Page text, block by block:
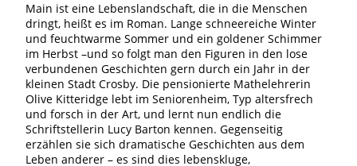
Main ist eine Lebenslandschaft, die in die Menschen
dringt, heißt es im Roman. Lange schneereiche Winter
und feuchtwarme Sommer und ein goldener Schimmer
im Herbst –und so folgt man den Figuren in den lose
verbundenen Geschichten gern durch ein Jahr in der
kleinen Stadt Crosby. Die pensionierte Mathelehrerin
Olive Kitteridge lebt im Seniorenheim, Typ altersfrech
und forsch in der Art, und lernt nun endlich die
Schriftstellerin Lucy Barton kennen. Gegenseitig
erzählen sie sich dramatische Geschichten aus dem
Leben anderer – es sind dies lebenskluge,